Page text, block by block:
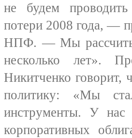
не будем
потери 2008 года, —
НПФ. — Мы
несколько лет».
Никитченко
политику: «Мы
инструменты. У нас
корпоративных